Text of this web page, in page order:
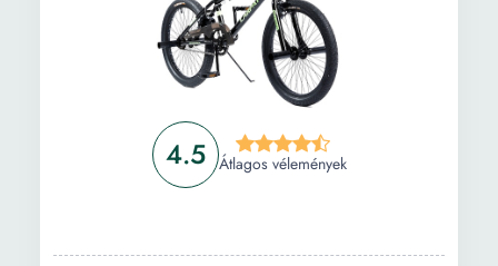
4.5 Átlagos vélemények